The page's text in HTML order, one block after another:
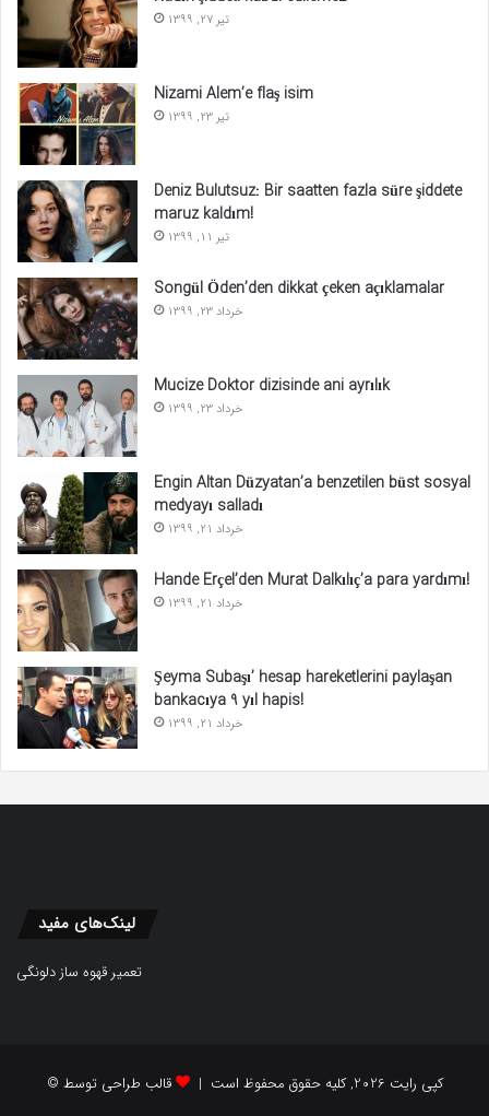
تیر 27, 1399
Nizami Alem’e flaş isim
تیر 23, 1399
Deniz Bulutsuz: Bir saatten fazla süre şiddete
maruz kaldım!
تیر 11, 1399
Songül Öden’den dikkat çeken açıklamalar
خرداد 23, 1399
Mucize Doktor dizisinde ani ayrılık
خرداد 23, 1399
Engin Altan Düzyatan’a benzetilen büst sosyal
medyayı salladı
خرداد 21, 1399
Hande Erçel’den Murat Dalkılıç’a para yardımı!
خرداد 21, 1399
Şeyma Subaşı’ hesap hareketlerini paylaşan
bankacıya 9 yıl hapis!
خرداد 21, 1399
لینک‌های مفید
تعمیر قهوه ساز دلونگی
© کپی رایت 2026, کلیه حقوق محفوظ است | قالب طراحی توسط